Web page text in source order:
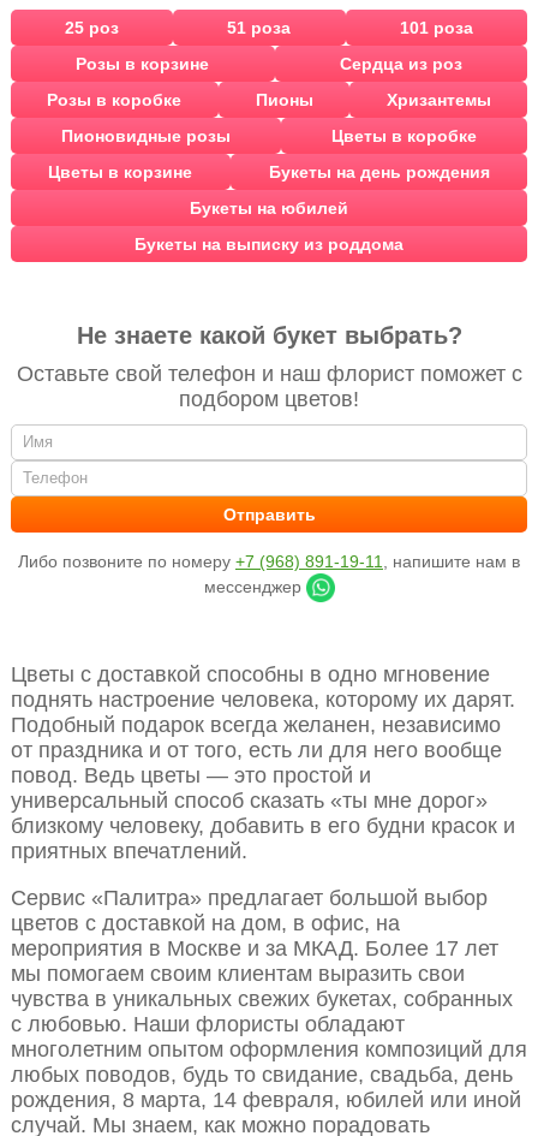
25 роз 51 роза
101 роза
Розы в корзине
Сердца из роз
Розы в коробке
Пионы
Хризантемы
Пионовидные розы
Цветы в коробке
Цветы в корзине
Букеты на день рождения
Букеты на юбилей
Букеты на выписку из роддома
Не знаете какой букет выбрать?
Оставьте свой телефон и наш флорист поможет с
подбором цветов!
Либо позвоните по номеру +7 (968) 891-19-11
, напишите нам в
мессенджер
Цветы с доставкой способны в одно мгновение
поднять настроение человека, которому их дарят.
Подобный подарок всегда желанен, независимо
от праздника и от того, есть ли для него вообще
повод. Ведь цветы — это простой и
универсальный способ сказать «ты мне дорог»
близкому человеку, добавить в его будни красок и
приятных впечатлений.
Сервис «Палитра» предлагает большой выбор
цветов с доставкой на дом, в офис, на
мероприятия в Москве и за МКАД. Более 17 лет
мы помогаем своим клиентам выразить свои
чувства в уникальных свежих букетах, собранных
с любовью. Наши флористы обладают
многолетним опытом оформления композиций для
любых поводов, будь то свидание, свадьба, день
рождения, 8 марта, 14 февраля, юбилей или иной
случай. Мы знаем, как можно порадовать